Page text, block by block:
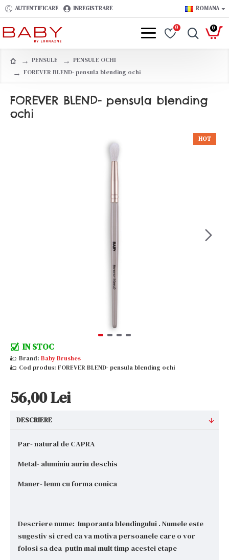
AUTENTIFICARE INREGISTRARE ROMANA
0 0
PENSULE
PENSULE OCHI
FOREVER BLEND- pensula blending ochi
FOREVER BLEND- pensula blending
ochi
HOT
IN STOC
Brand: Baby Brushes
Cod produs: FOREVER BLEND- pensula blending ochi
56,00 Lei
DESCRIERE
Par- natural de CAPRA
Metal- aluminiu auriu deschis
Maner- lemn cu forma conica
Descriere nume: Imporanta blendingului . Numele este
sugestiv si cred ca va motiva persoanele care o vor
folosi sa dea putin mai mult timp acestei etape